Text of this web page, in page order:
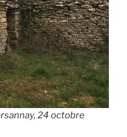
24 octobre